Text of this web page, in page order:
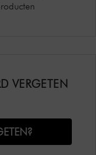
VERGETEN